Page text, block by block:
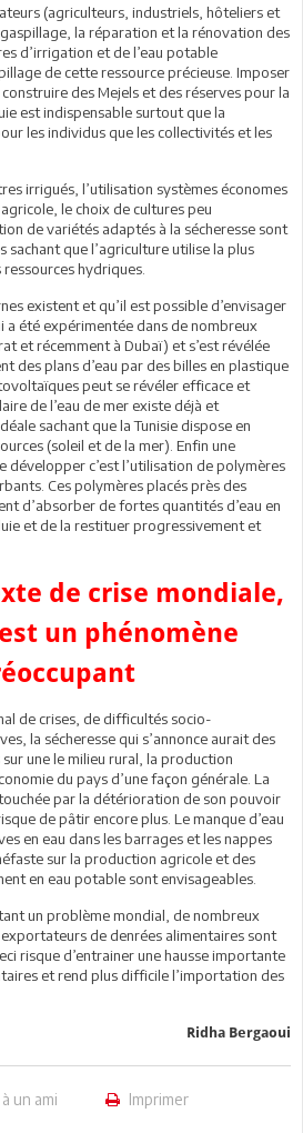
(agriculteurs, industriels, hôteliers et
la réparation et la rénovation des
d’irrigation et de l’eau potable
de cette ressource précieuse. Imposer
des Mejels et des réserves pour la
est indispensable surtout que la
les individus que les collectivités et les
irrigués, l’utilisation systèmes économes
le choix de cultures peu
de variétés adaptés à la sécheresse sont
sachant que l’agriculture utilise la plus
hydriques.
existent et qu’il est possible d’envisager
a été expérimentée dans de nombreux
et récemment à Dubaï) et s’est révélée
des plans d’eau par des billes en plastique
peut se révéler efficace et
de l’eau de mer existe déjà et
sachant que la Tunisie dispose en
(soleil et de la mer). Enfin une
développer c’est l’utilisation de polymères
Ces polymères placés près des
d’absorber de fortes quantités d’eau en
et de la restituer progressivement et
de crise mondiale,
un phénomène
de crises, de difficultés socio-
la sécheresse qui s’annonce aurait des
une le milieu rural, la production
du pays d’une façon générale. La
par la détérioration de son pouvoir
de pâtir encore plus. Le manque d’eau
en eau dans les barrages et les nappes
sur la production agricole et des
en eau potable sont envisageables.
un problème mondial, de nombreux
de denrées alimentaires sont
risque d’entrainer une hausse importante
et rend plus difficile l’importation des
Ridha Bergaoui
un ami Imprimer